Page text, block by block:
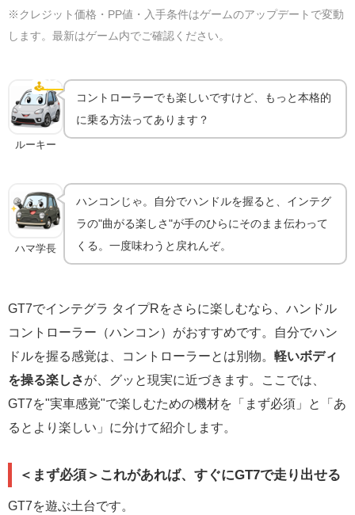
※クレジット価格・PP値・入手条件はゲームのアップデートで変動
します。最新はゲーム内でご確認ください。
🕹️ ハンコン
ハンコンで乗るともっと気持ちいい｜機材ガイド
ルーキー
コントローラーでも楽しいですけど、もっと本格的
に乗る方法ってあります？
ハマ学長
ハンコンじゃ。自分でハンドルを握ると、インテグ
ラの"曲がる楽しさ"が手のひらにそのまま伝わって
くる。一度味わうと戻れんぞ。
GT7でインテグラ タイプRをさらに楽しむなら、ハンドル
コントローラー（ハンコン）がおすすめです。自分でハン
ドルを握る感覚は、コントローラーとは別物。 軽いボディ
を操る楽しさが、グッと現実に近づきます。ここでは、
GT7を"実車感覚"で楽しむための機材を「まず必須」と「あ
るとより楽しい」に分けて紹介します。
＜まず必須＞これがあれば、すぐにGT7で走り出せる
GT7を遊ぶ土台です。